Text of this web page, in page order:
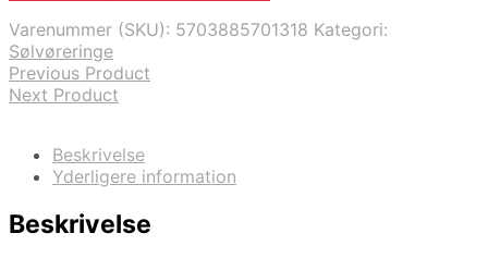
Varenummer (SKU): 5703885701318 Kategori:
Sølvøreringe
Previous Product
Next Product
Beskrivelse
Yderligere information
Beskrivelse